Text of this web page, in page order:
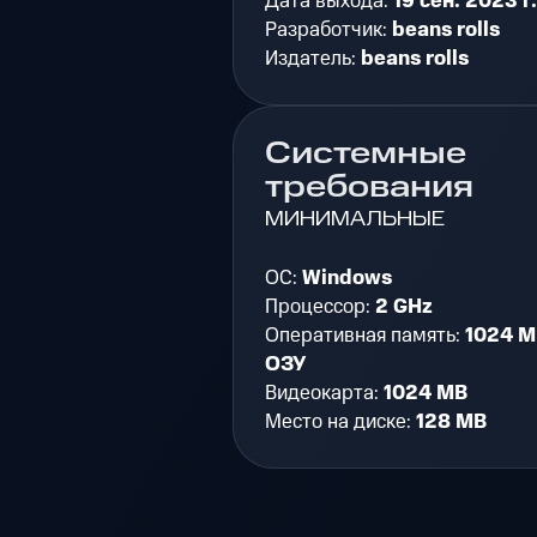
Разработчик: beans rolls
Издатель: beans rolls
Системные
требования
МИНИМАЛЬНЫЕ
ОС: Windows
Процессор: 2 GHz
Оперативная память: 1024
ОЗУ
Видеокарта: 1024 MB
Место на диске: 128 MB